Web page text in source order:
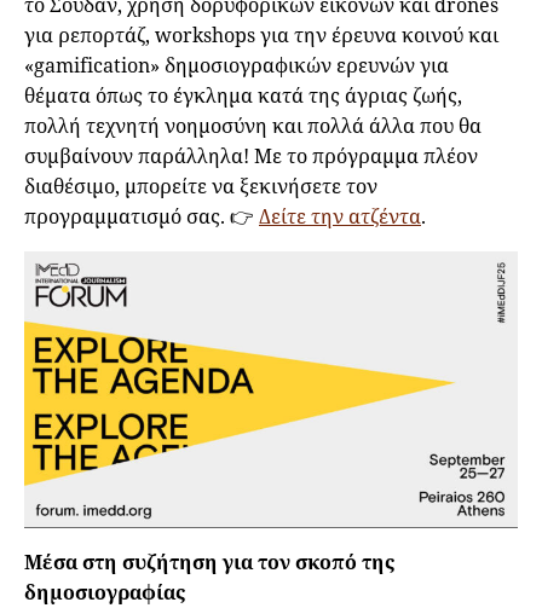
για ρεπορτάζ, workshops για την έρευνα κοινού και
«gamification» δημοσιογραφικών ερευνών για
θέματα όπως το έγκλημα κατά της άγριας ζωής,
πολλή τεχνητή νοημοσύνη και πολλά άλλα που θα
συμβαίνουν παράλληλα! Με το πρόγραμμα πλέον
διαθέσιμο, μπορείτε να ξεκινήσετε τον
προγραμματισμό σας. 👉 Δείτε την ατζέντα.
Μέσα στη συζήτηση για τον σκοπό της
δημοσιογραφίας